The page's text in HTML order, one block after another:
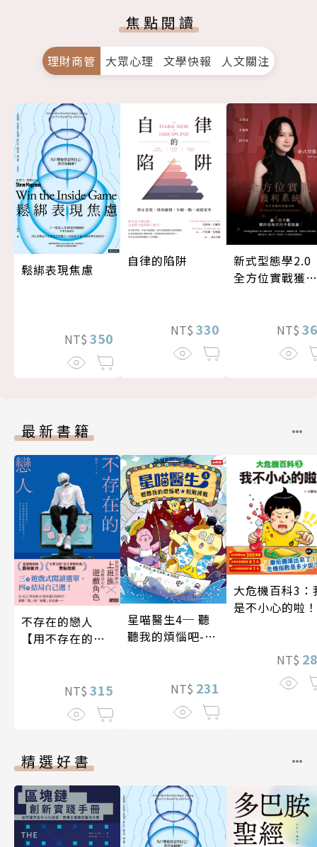
焦點閱讀
理財商管 大眾心理 文學快報 人文關注
鬆綁表現焦慮
NT$ 350
自律的陷阱
NT$ 330
新式型態學
全方位實戰獲利
NT$
最新書籍
不存在的戀人
【用不存在的
NT$ 315
星喵醫生4─ 聽
聽我的煩惱吧-假
NT$ 231
大危機百科3：
是不小心的啦！
NT$
精選好書